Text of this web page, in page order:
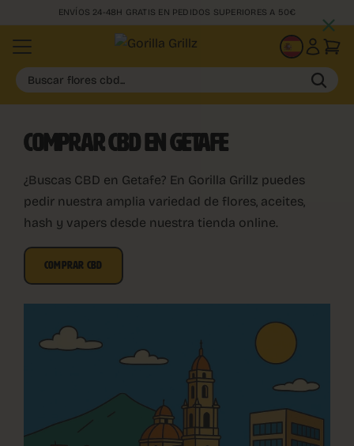
ENVÍOS 24-48H GRATIS EN PEDIDOS SUPERIORES A 50€
ES
Buscar flores cbd...
COMPRAR CBD EN GETAFE
¿Buscas CBD en Getafe? En Gorilla Grillz puedes
pedir nuestra amplia variedad de flores, aceites,
hash y vapers desde nuestra tienda online.
COMPRAR CBD